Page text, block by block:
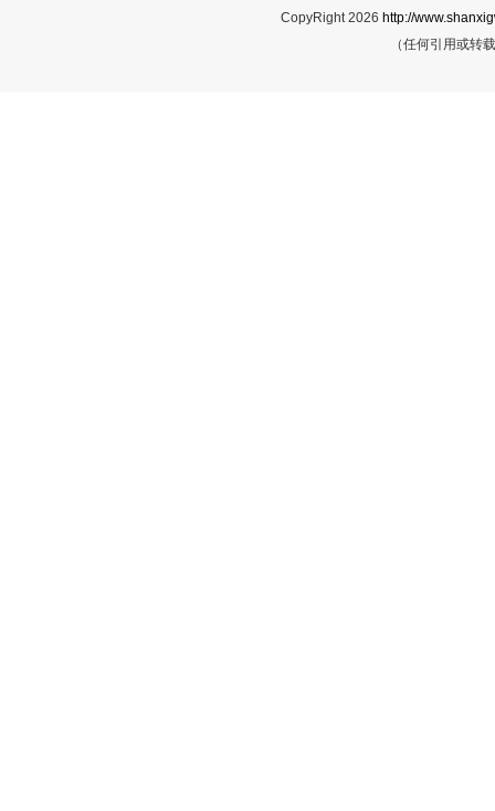
CopyRight 2026 http://
（任何引用或转